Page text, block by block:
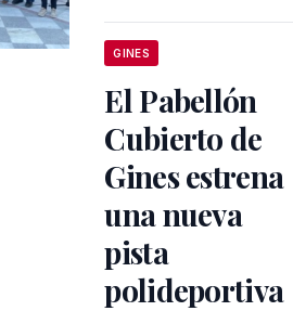
GINES
El Pabellón
Cubierto de
Gines estrena
una nueva
pista
polideportiva